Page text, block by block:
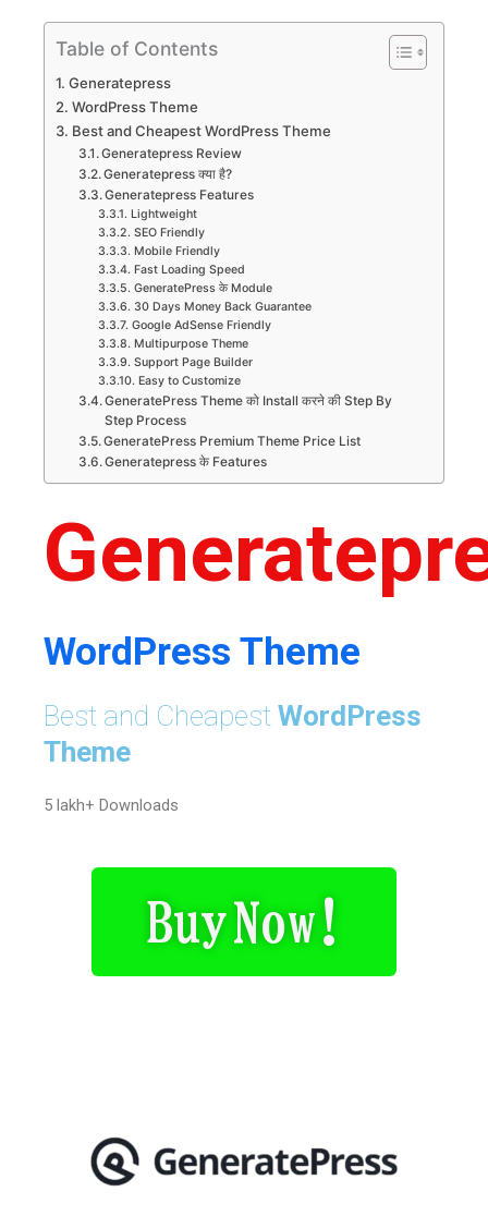
Table of Contents
Generatepress
WordPress Theme
Best and Cheapest WordPress Theme
Generatepress Review
Generatepress क्या है?
Generatepress Features
Lightweight
SEO Friendly
Mobile Friendly
Fast Loading Speed
GeneratePress के Module
30 Days Money Back Guarantee
Google AdSense Friendly
Multipurpose Theme
Support Page Builder
Easy to Customize
GeneratePress Theme को Install करने की Step By
Step Process
GeneratePress Premium Theme Price List
Generatepress के Features
WordPress Theme
Best and Cheapest WordPress
Theme
5 lakh+ Downloads
Buy Now!